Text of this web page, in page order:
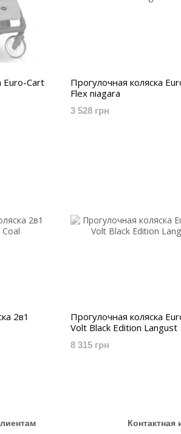
Euro-Cart
Прогулочная коляска
Flex niagara
3 528 грн
2в1
Прогулочная коляска
Volt Black Edition Langust
8 315 грн